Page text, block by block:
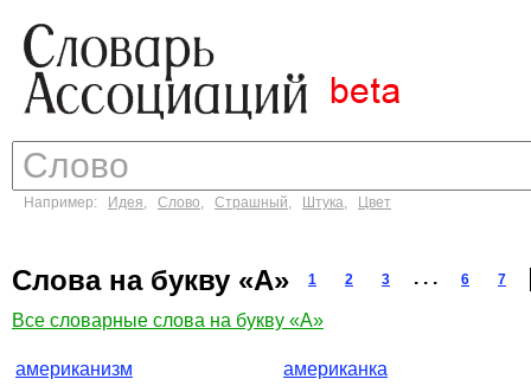
Например: Идея, Слово, Страшный, Штука, Цвет
Слова на букву «А» 1 2 3 . . . 6 7
Все словарные слова на букву «А»
американизм
американка